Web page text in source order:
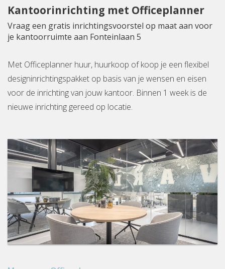
Kantoorinrichting met Officeplanner
Vraag een gratis inrichtingsvoorstel op maat aan voor
je kantoorruimte aan Fonteinlaan 5
Met Officeplanner huur, huurkoop of koop je een flexibel
designinrichtingspakket op basis van je wensen en eisen
voor de inrichting van jouw kantoor. Binnen 1 week is de
nieuwe inrichting gereed op locatie.